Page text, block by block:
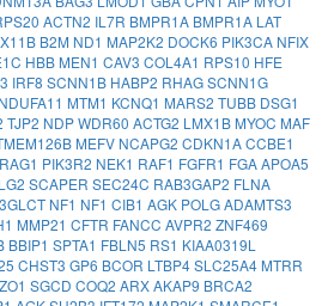
ACTN2 IL7R BMPR1A BMPR1A LAT
B2M ND1 MAP2K2 DOCK6 PIK3CA NFIX
HBB MEN1 CAV3 COL4A1 RPS10 HFE
IRF8 SCNN1B HABP2 RHAGSCNN1G
NDUFA11 MTM1 KCNQ1 MARS2 TUBB DSG1
TJP2 NDPWDR60 ACTG2 LMX1B MYOC MAF
MEFV NCAPG2 CDKN1ACCBE1
RAG1 PIK3R2 NEK1 RAF1 FGFR1 FGAAPOA5
SCAPER SEC24C RAB3GAP2 FLNA
NF1 NF1 CIB1 AGK POLGADAMTS3
MMP21 CFTR FANCC AVPR2 ZNF469
BBIP1 SPTA1 FBLN5 RS1 KIAA0319L
CHST3 GP6 BCOR LTBP4SLC25A4 MTRR
SGCD COQ2 ARXAKAP9 BRCA2